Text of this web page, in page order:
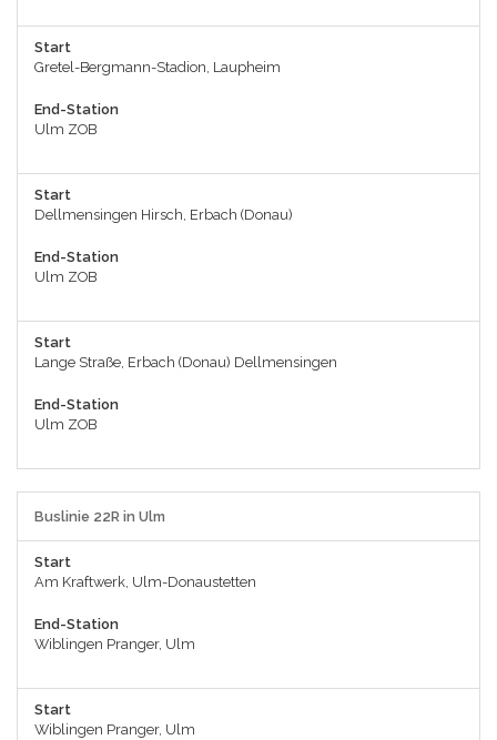
Start
Gretel-Bergmann-Stadion, Laupheim
End-Station
Ulm ZOB
Start
Dellmensingen Hirsch, Erbach (Donau)
End-Station
Ulm ZOB
Start
Lange Straße, Erbach (Donau) Dellmensingen
End-Station
Ulm ZOB
Buslinie 22R in Ulm
Start
Am Kraftwerk, Ulm-Donaustetten
End-Station
Wiblingen Pranger, Ulm
Start
Wiblingen Pranger, Ulm